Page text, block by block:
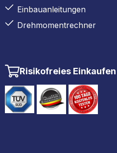
Einbauanleitungen
Drehmomentrechner
Risikofreies Einkaufen